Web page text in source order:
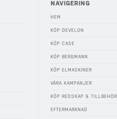
NAVIGERING
HEM
KÖP DEVELON
KÖP CASE
KÖP BERGMANN
KÖP ELMASKINER
VÅRA KAMPANJER
KÖP REDSKAP & TILLBEHÖR
EFTERMARKNAD